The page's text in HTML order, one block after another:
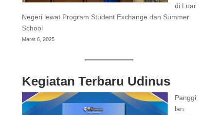
di Luar
Negeri lewat Program Student Exchange dan Summer
School
Maret 6, 2025
Kegiatan Terbaru Udinus
Panggi
lan